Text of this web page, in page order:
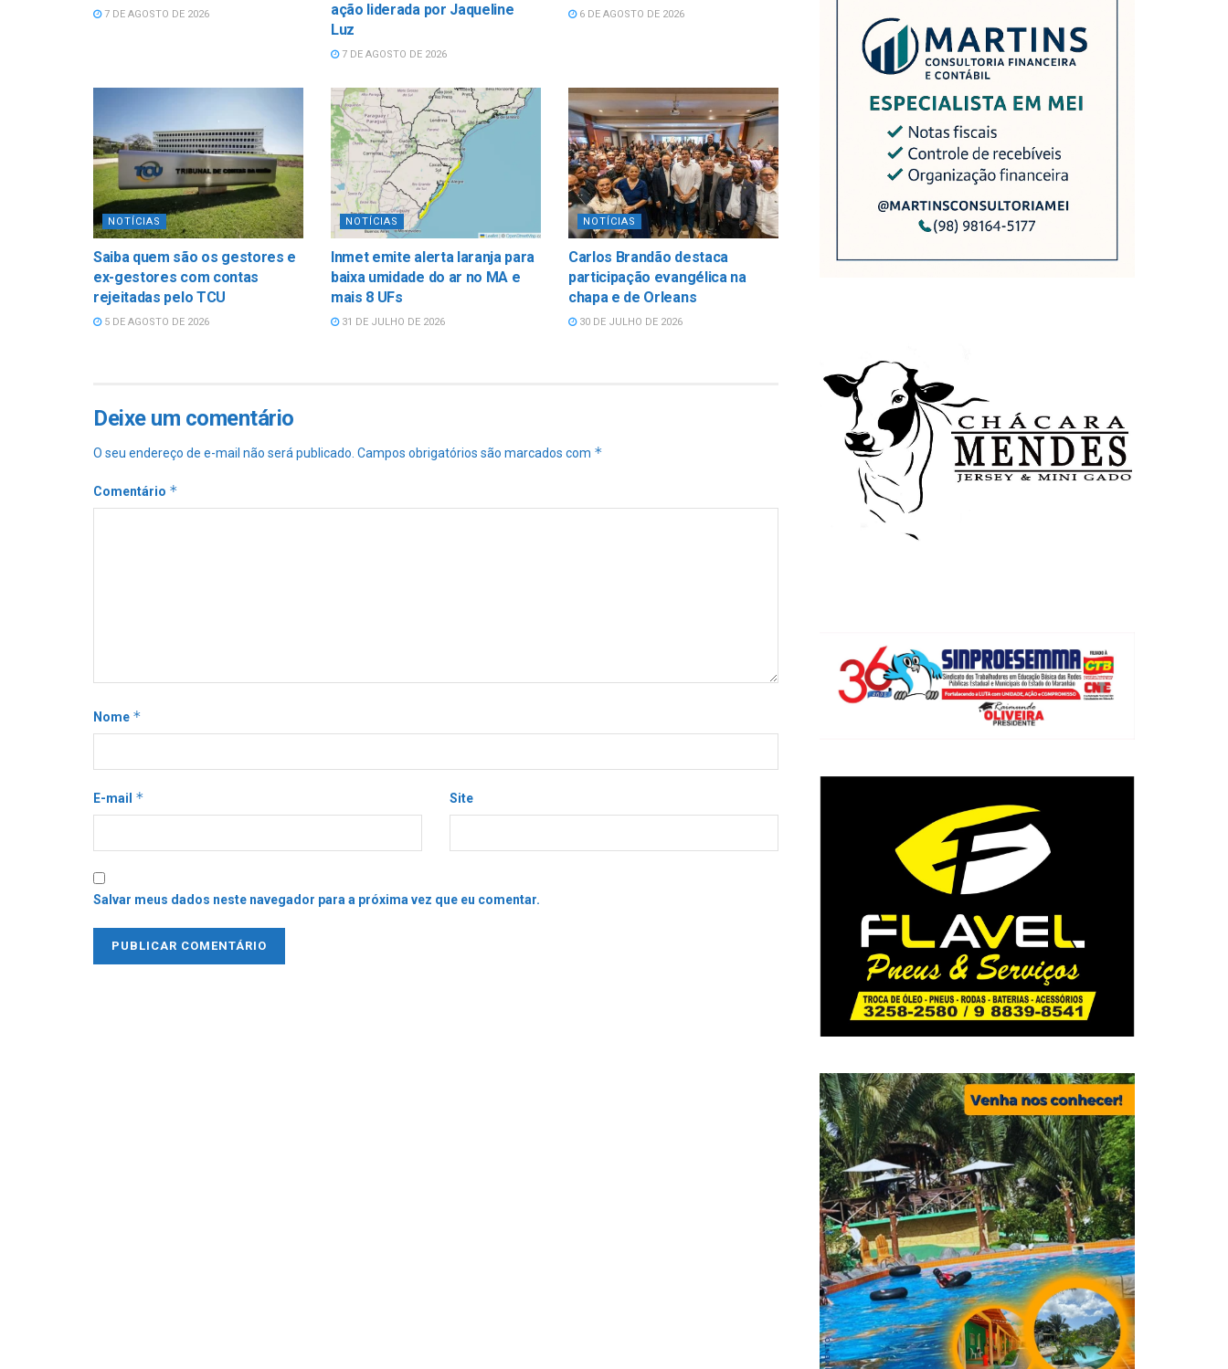
7 DE AGOSTO DE 2026
ação liderada por Jaqueline
Luz
7 DE AGOSTO DE 2026
6 DE AGOSTO DE 2026
NOTÍCIAS
Saiba quem são os gestores e
ex-gestores com contas
rejeitadas pelo TCU
5 DE AGOSTO DE 2026
NOTÍCIAS
Inmet emite alerta laranja para
baixa umidade do ar no MA e
mais 8 UFs
31 DE JULHO DE 2026
NOTÍCIAS
Carlos Brandão destaca
participação evangélica na
chapa e de Orleans
30 DE JULHO DE 2026
Deixe um comentário
O seu endereço de e-mail não será publicado. Campos obrigatórios são marcados com *
Comentário *
Nome *
E-mail * Site
Salvar meus dados neste navegador para a próxima vez que eu comentar.